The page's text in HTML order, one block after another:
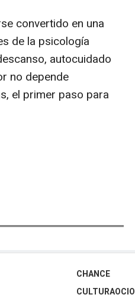
convertido en una
de la psicología
autocuidado
no depende
el primer paso para
CHANCE
CULTURAOCIO